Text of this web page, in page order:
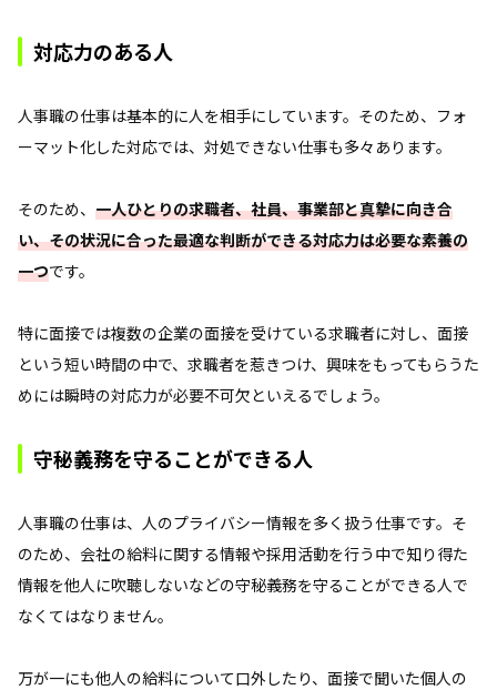
対応力のある人
人事職の仕事は基本的に人を相手にしています。そのため、フォ
ーマット化した対応では、対処できない仕事も多々あります。
そのため、 一人ひとりの求職者、社員、事業部と真摯に向き合
い、その状況に合った最適な判断ができる対応力は必要な素養の
一つです。
特に面接では複数の企業の面接を受けている求職者に対し、面接
という短い時間の中で、求職者を惹きつけ、興味をもってもらうた
めには瞬時の対応力が必要不可欠といえるでしょう。
守秘義務を守ることができる人
人事職の仕事は、人のプライバシー情報を多く扱う仕事です。そ
のため、会社の給料に関する情報や採用活動を行う中で知り得た
情報を他人に吹聴しないなどの守秘義務を守ることができる人で
なくてはなりません。
万が一にも他人の給料について口外したり、面接で聞いた個人の